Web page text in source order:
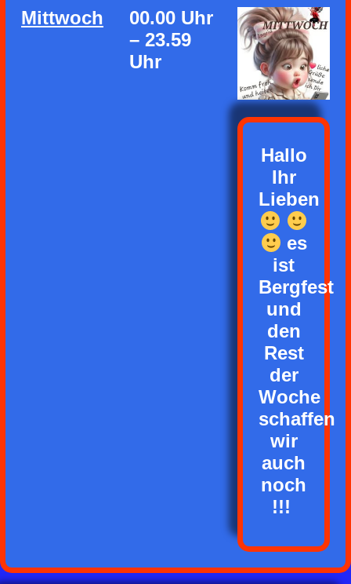
Mittwoch
00.00 Uhr
– 23.59
Uhr
Hallo
Ihr
Lieben
es
ist
Bergfest
und
den
Rest
der
Woche
schaffen
wir
auch
noch
!!!